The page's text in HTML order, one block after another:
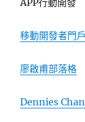
APP行動開發
移動開發者門戶
廖啟甫部落格
Dennies